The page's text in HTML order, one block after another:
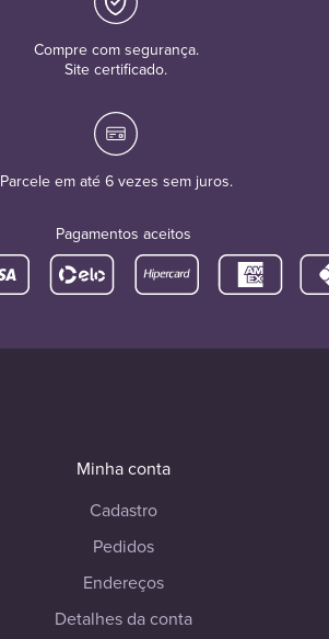
Compre com segurança.
Site certificado.
Parcele em até 6 vezes sem juros.
Pagamentos aceitos
Minha conta
Cadastro
Pedidos
Endereços
Detalhes da conta